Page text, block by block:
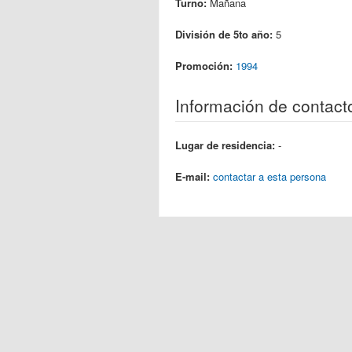
División de 5to año: 5
Promoción: 1994
Información de
Lugar de residencia: -
E-mail: contactar a esta persona